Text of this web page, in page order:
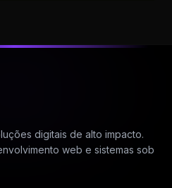
digitais de alto impacto.
web e sistemas sob